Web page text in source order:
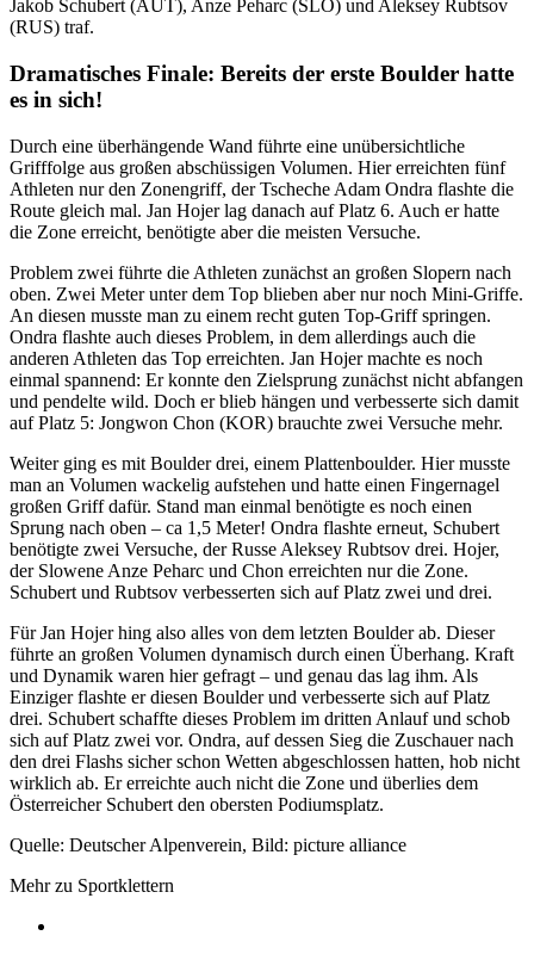
Jakob Schubert (AUT), Anze Peharc (SLO) und Aleksey Rubtsov
(RUS) traf.
Dramatisches Finale: Bereits der erste Boulder hatte
es in sich!
Durch eine überhängende Wand führte eine unübersichtliche
Grifffolge aus großen abschüssigen Volumen. Hier erreichten fünf
Athleten nur den Zonengriff, der Tscheche Adam Ondra flashte die
Route gleich mal. Jan Hojer lag danach auf Platz 6. Auch er hatte
die Zone erreicht, benötigte aber die meisten Versuche.
Problem zwei führte die Athleten zunächst an großen Slopern nach
oben. Zwei Meter unter dem Top blieben aber nur noch Mini-Griffe.
An diesen musste man zu einem recht guten Top-Griff springen.
Ondra flashte auch dieses Problem, in dem allerdings auch die
anderen Athleten das Top erreichten. Jan Hojer machte es noch
einmal spannend: Er konnte den Zielsprung zunächst nicht abfangen
und pendelte wild. Doch er blieb hängen und verbesserte sich damit
auf Platz 5: Jongwon Chon (KOR) brauchte zwei Versuche mehr.
Weiter ging es mit Boulder drei, einem Plattenboulder. Hier musste
man an Volumen wackelig aufstehen und hatte einen Fingernagel
großen Griff dafür. Stand man einmal benötigte es noch einen
Sprung nach oben – ca 1,5 Meter! Ondra flashte erneut, Schubert
benötigte zwei Versuche, der Russe Aleksey Rubtsov drei. Hojer,
der Slowene Anze Peharc und Chon erreichten nur die Zone.
Schubert und Rubtsov verbesserten sich auf Platz zwei und drei.
Für Jan Hojer hing also alles von dem letzten Boulder ab. Dieser
führte an großen Volumen dynamisch durch einen Überhang. Kraft
und Dynamik waren hier gefragt – und genau das lag ihm. Als
Einziger flashte er diesen Boulder und verbesserte sich auf Platz
drei. Schubert schaffte dieses Problem im dritten Anlauf und schob
sich auf Platz zwei vor. Ondra, auf dessen Sieg die Zuschauer nach
den drei Flashs sicher schon Wetten abgeschlossen hatten, hob nicht
wirklich ab. Er erreichte auch nicht die Zone und überlies dem
Österreicher Schubert den obersten Podiumsplatz.
Quelle: Deutscher Alpenverein, Bild: picture alliance
Mehr zu Sportklettern